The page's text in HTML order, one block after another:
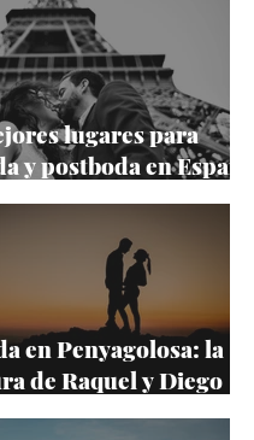
lugares para
y postboda en España
en Penyagolosa: la
de Raquel y Diego
cima más emblemática